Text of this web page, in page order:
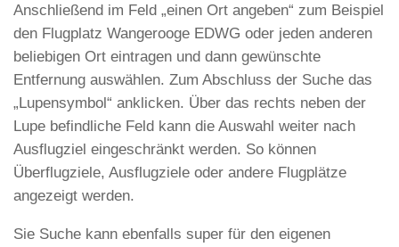
Anschließend im Feld „einen Ort angeben“ zum Beispiel
den Flugplatz Wangerooge EDWG oder jeden anderen
beliebigen Ort eintragen und dann gewünschte
Entfernung auswählen. Zum Abschluss der Suche das
„Lupensymbol“ anklicken. Über das rechts neben der
Lupe befindliche Feld kann die Auswahl weiter nach
Ausflugziel eingeschränkt werden. So können
Überflugziele, Ausflugziele oder andere Flugplätze
angezeigt werden.
Sie Suche kann ebenfalls super für den eigenen